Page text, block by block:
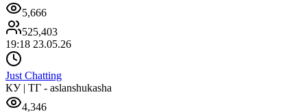
5,666
525,403
19:18 23.05.26
Just Chatting
КУ | ТГ - aslanshukasha
4,346